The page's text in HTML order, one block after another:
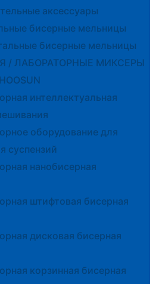
аксессуары
бисерные мельницы
бисерные мельницы
/ ЛАБОРАТОРНЫЕ МИКСЕРЫ
интеллектуальная
оборудование для
суспензий
нанобисерная
штифтовая бисерная
дисковая бисерная
корзинная бисерная